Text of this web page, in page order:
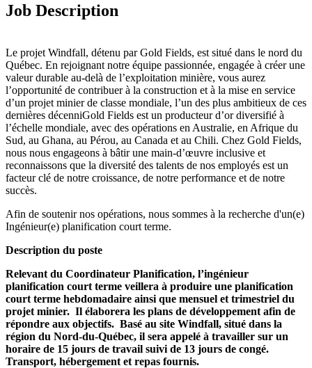
Job Description
Le projet Windfall, détenu par Gold Fields, est situé dans le nord du
Québec. En rejoignant notre équipe passionnée, engagée à créer une
valeur durable au-delà de l’exploitation minière, vous aurez
l’opportunité de contribuer à la construction et à la mise en service
d’un projet minier de classe mondiale, l’un des plus ambitieux de ces
dernières décenniGold Fields est un producteur d’or diversifié à
l’échelle mondiale, avec des opérations en Australie, en Afrique du
Sud, au Ghana, au Pérou, au Canada et au Chili. Chez Gold Fields,
nous nous engageons à bâtir une main-d’œuvre inclusive et
reconnaissons que la diversité des talents de nos employés est un
facteur clé de notre croissance, de notre performance et de notre
succès.
Afin de soutenir nos opérations, nous sommes à la recherche d'un(e)
Ingénieur(e) planification court terme.
Description du poste
Relevant du Coordinateur Planification, l’ingénieur
planification court terme veillera à produire une planification
court terme hebdomadaire ainsi que mensuel et trimestriel du
projet minier. Il élaborera les plans de développement afin de
répondre aux objectifs. Basé au site Windfall, situé dans la
région du Nord-du-Québec, il sera appelé à travailler sur un
horaire de 15 jours de travail suivi de 13 jours de congé.
Transport, hébergement et repas fournis.